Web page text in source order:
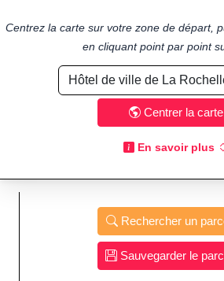
Centrez la carte sur votre zone de départ,
en cliquant point par point
Centrer la carte
En savoir plus
Rechercher un
Sauvegarder le